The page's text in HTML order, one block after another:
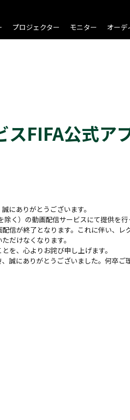
プロジェクター モニター オーデ
スFIFA公式ア
にありがとうございます。
く）の動画配信サービスにて提供を
信が終了となります。これに伴い、
だけなくなります。
を、心よりお詫び申し上げます。
誠にありがとうございました。何卒ご